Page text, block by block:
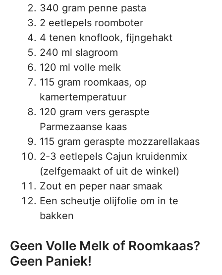
340 gram penne pasta
2 eetlepels roomboter
4 tenen knoflook, fijngehakt
240 ml slagroom
120 ml volle melk
115 gram roomkaas, op
kamertemperatuur
120 gram vers geraspte
Parmezaanse kaas
115 gram geraspte mozzarellakaas
2-3 eetlepels Cajun kruidenmix
(zelfgemaakt of uit de winkel)
Zout en peper naar smaak
Een scheutje olijfolie om in te
bakken
Geen Volle Melk of Roomkaas?
Geen Paniek!